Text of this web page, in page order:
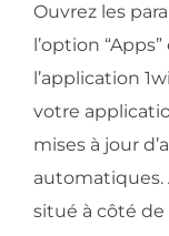
Ouvrez les
l’option
l’application
votre
mises à jour
automatiques.
situé à côté de